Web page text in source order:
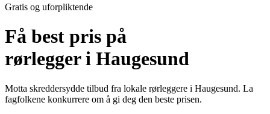
Gratis og uforpliktende
Få best pris på
rørlegger i Haugesund
Motta skreddersydde tilbud fra lokale rørleggere i Haugesund. La
fagfolkene konkurrere om å gi deg den beste prisen.